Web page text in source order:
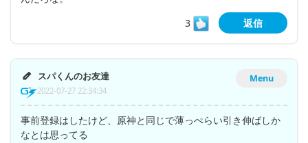
3
返信
Menu
スパくんのお友達
2022-07-27 22:34:34
事前登録はしたけど、原神と同じで薄っぺらい引き伸ばしか
なとは思ってる